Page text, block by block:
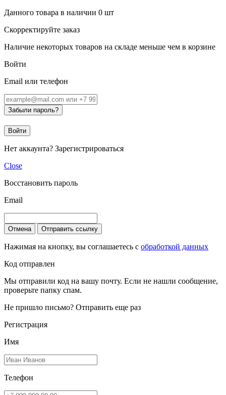
Данного товара в наличии 0 шт
Скорректируйте заказ
Наличие некоторых товаров на складе меньше чем в корзине
Войти
Email или телефон
Забыли пароль?
Войти
Нет аккаунта? Зарегистрироваться
Close
Восстановить пароль
Email
Отмена Отправить ссылку
Нажимая на кнопку, вы соглашаетесь с обработкой данных
Код отправлен
Мы отправили код на вашу почту. Если не нашли сообщение,
проверьте папку спам.
Не пришло письмо? Отправить еще раз
Регистрация
Имя
Телефон